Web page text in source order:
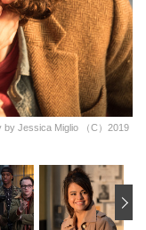
Jessica Miglio （C）2019